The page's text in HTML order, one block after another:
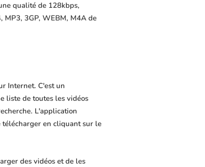
qualité de 128kbps,
MP3, 3GP, WEBM, M4A de
Internet. C'est un
liste de toutes les vidéos
L'application
télécharger en cliquant sur le
des vidéos et de les